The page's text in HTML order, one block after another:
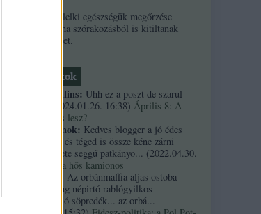
4. A szerzők lelki egészségük megőrzése
érdekében néha szórakozásból is kitiltanak
kommentelőket.
Friss topikok
necrophil collins: Uhh ez a poszt de szarul
2024.01.26. 16:38) Április 8: A
többség kevés lesz?
Custertábornok: Kedves blogger a jó édes
kurvaanyádat és téged is össze kéne zárni
ezekkel a fekete seggű patkányo... (2022.04.30.
Árpi, a hős kamionos
kiskutyauto: Az orbánmaffia aljas ostoba
arrogáns hazug népirtó rablógyilkos
országromboló söpredék... az orbá...